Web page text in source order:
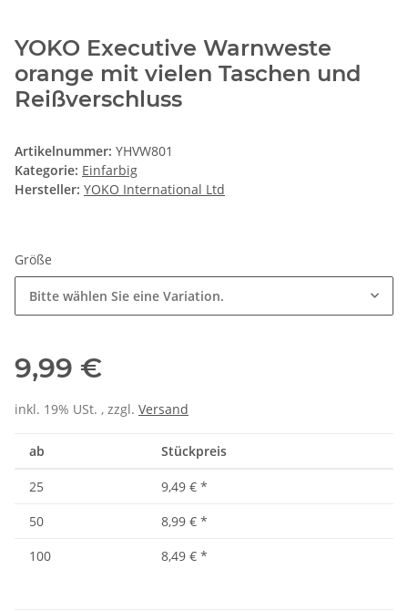
YOKO Executive Warnweste
orange mit vielen Taschen und
Reißverschluss
Artikelnummer: YHVW801
Kategorie: Einfarbig
Hersteller: YOKO International Ltd
Größe
Bitte wählen Sie eine Variation.
9,99 €
inkl. 19% USt. , zzgl. Versand
ab Stückpreis
25 9,49 € *
50
8,99 € *
100
8,49 € *